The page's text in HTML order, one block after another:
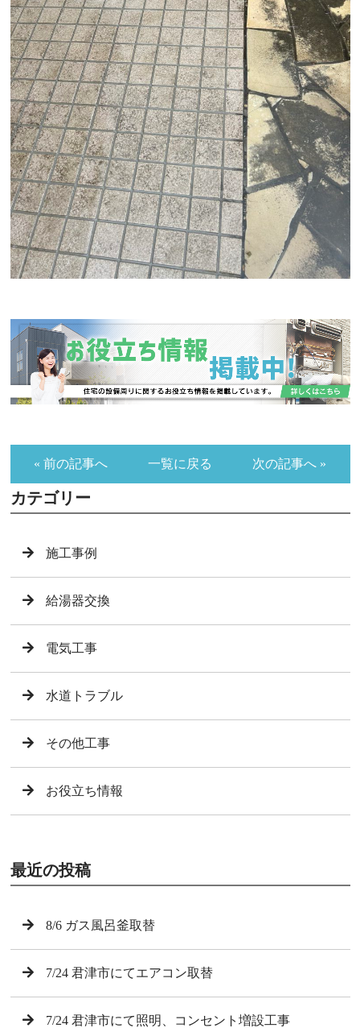
« 前の記事へ 一覧に戻る 次の記事へ »
カテゴリー
施工事例
給湯器交換
電気工事
水道トラブル
その他工事
お役立ち情報
最近の投稿
8/6 ガス風呂釜取替
7/24 君津市にてエアコン取替
7/24 君津市にて照明、コンセント増設工事